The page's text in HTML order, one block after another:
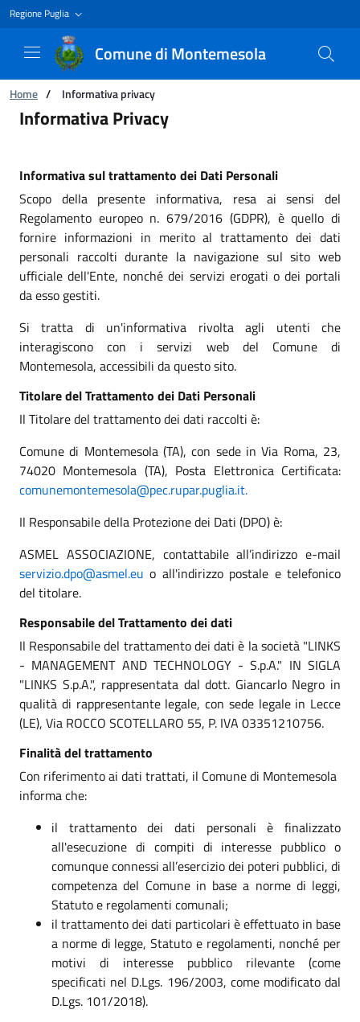
Regione Puglia
Comune di Montemesola
Ti trovi in:
Home / Informativa privacy
Informativa privacy
Informativa Privacy
Informativa sul trattamento dei Dati Personali
Scopo della presente informativa, resa ai sensi del
Regolamento europeo n. 679/2016 (GDPR), è quello di
fornire informazioni in merito al trattamento dei dati
personali raccolti durante la navigazione sul sito web
ufficiale dell'Ente, nonché dei servizi erogati o dei portali
da esso gestiti.
Si tratta di un'informativa rivolta agli utenti che
interagiscono con i servizi web del Comune di
Montemesola, accessibili da questo sito.
Titolare del Trattamento dei Dati Personali
Il Titolare del trattamento dei dati raccolti è:
Comune di Montemesola (TA), con sede in Via Roma, 23,
74020 Montemesola (TA), Posta Elettronica Certificata:
comunemontemesola@pec.rupar.puglia.it.
Il Responsabile della Protezione dei Dati (DPO) è:
ASMEL ASSOCIAZIONE, contattabile all’indirizzo e-mail
servizio.dpo@asmel.eu o all'indirizzo postale e telefonico
del titolare.
Responsabile del Trattamento dei dati
Il Responsabile del trattamento dei dati è la società "LINKS
- MANAGEMENT AND TECHNOLOGY - S.p.A." IN SIGLA
"LINKS S.p.A.", rappresentata dal dott. Giancarlo Negro in
qualità di rappresentante legale, con sede legale in Lecce
(LE), Via ROCCO SCOTELLARO 55, P. IVA 03351210756.
Finalità del trattamento
Con riferimento ai dati trattati, il Comune di Montemesola
informa che:
il trattamento dei dati personali è finalizzato
all'esecuzione di compiti di interesse pubblico o
comunque connessi all’esercizio dei poteri pubblici, di
competenza del Comune in base a norme di leggi,
Statuto e regolamenti comunali;
il trattamento dei dati particolari è effettuato in base
a norme di legge, Statuto e regolamenti, nonché per
motivi di interesse pubblico rilevante (come
specificati nel D.Lgs. 196/2003, come modificato dal
D.Lgs. 101/2018).